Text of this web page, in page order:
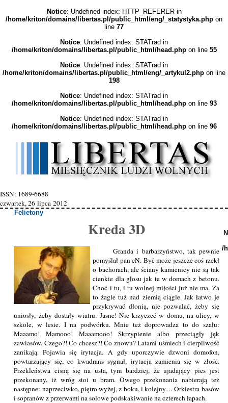
Notice: Undefined index: HTTP_REFERER in
/home/kriton/domains/libertas.pl/public_html/eng/_statystyka.php on
line 77
Notice: Undefined index: STATrad in
/home/kriton/domains/libertas.pl/public_html/head.phpon line 55
Notice: Undefined index: STATrad in
/home/kriton/domains/libertas.pl/public_html/eng/_artykul2.php on line
198
Notice: Undefined index: STATrad in
/home/kriton/domains/libertas.pl/public_html/head.phpon line 93
Notice: Undefined index: STATrad in
/home/kriton/domains/libertas.pl/public_html/head.phpon line 96
ISSN: 1689-6688
czwartek, 26 lipca 2012
Felietony
Kreda 3D
Granda i barbarzyństwo, tak pewnie
pomyślał pan eN. Być może jeszcze coś rzekł
o bachorach, ale ściany kamienicy nie są tak
cienkie dla głosu jak te w domach z betonu.
Choć i tu, i tu wolnej miłości już nie ma. Za
to żagle tuż nad ziemią ciągle. Jak łatwo je
przykrywać dłonią, nie pozwalać, żeby się
uniosły, żeby dostały wiatru. Jasne! Nie krzyczeć w domu, na ulicy, w
szkole, w lesie. I na podwórku. Mnie też doprowadza to do szału:
Maaamo! Mamooo! Maaamooo! Skrzypienie albo przeciągły jęk
zawiasów. Czego?! Co chcesz?! Co znowu? Latami uśmiech i cierpliwość
zanikają. Pojawia się irytacja. A gdy uporczywie dzwoni domofon,
powtarzający się, co kwadrans sygnał, irytacja zamienia się w złość.
Przekleństwa cisną się na usta, tym bardziej, że ujadający pies jest
przekonany, iż wróg stoi u bram. Owego przekonania nabierają też
następne: naprzeciwko, piętro wyżej, z boku, i kolejny… Orkiestra basów
i sopranów z przerwami na solowe podskakiwanie na czterech łapach.
/